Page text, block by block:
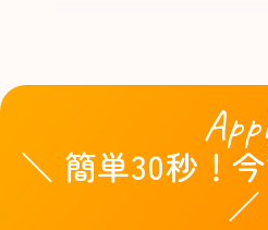
＼ 簡単30秒！
／